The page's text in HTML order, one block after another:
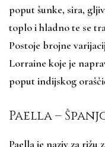
poput šunke, sira,
toplo i hladno te se
Postoje brojne
Lorraine koje je
poput indijskog
Paella –
Paella je naziv za rižu